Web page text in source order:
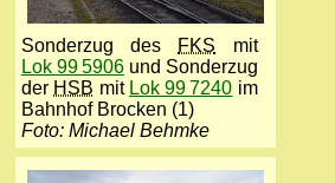
Sonderzug des FKS mit
Lok 99 5906und Sonderzug
der HSB mit Lok 99 7240 im
Bahnhof Brocken (1)
Foto: Michael Behmke